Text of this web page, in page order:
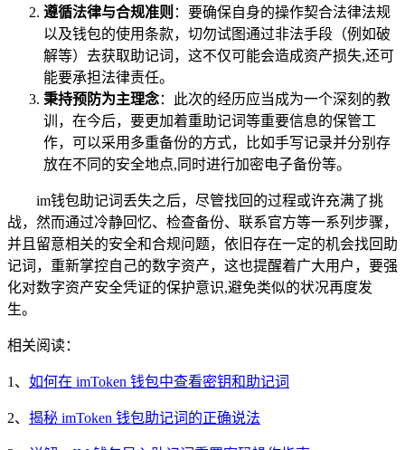
遵循法律与合规准则 ：要确保自身的操作契合法律法规
以及钱包的使用条款，切勿试图通过非法手段（例如破
解等）去获取助记词，这不仅可能会造成资产损失,还可
能要承担法律责任。
秉持预防为主理念：此次的经历应当成为一个深刻的教
训，在今后，要更加着重助记词等重要信息的保管工
作，可以采用多重备份的方式，比如手写记录并分别存
放在不同的安全地点,同时进行加密电子备份等。
im钱包助记词丢失之后，尽管找回的过程或许充满了挑
战，然而通过冷静回忆、检查备份、联系官方等一系列步骤，
并且留意相关的安全和合规问题，依旧存在一定的机会找回助
记词，重新掌控自己的数字资产，这也提醒着广大用户，要强
化对数字资产安全凭证的保护意识,避免类似的状况再度发
生。
相关阅读：
1、 如何在 imToken 钱包中查看密钥和助记词
2、 揭秘 imToken 钱包助记词的正确说法